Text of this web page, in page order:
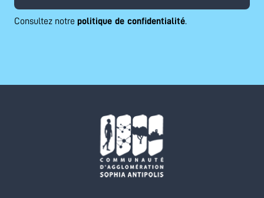
Consultez notre politique de confidentialité.